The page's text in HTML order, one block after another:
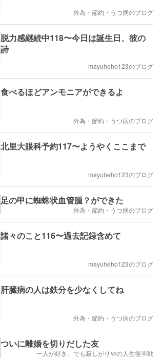
外為・節約・うつ病のブログ
脱力感継続中118〜今日は誕生日、彼の
詩
mayuheho123のブログ
食べるほどアンモニアができるよ
外為・節約・うつ病のブログ
北里大眼科予約117〜ようやくここまで
mayuheho123のブログ
足の甲に蜘蛛状血管腫？ができた
外為・節約・うつ病のブログ
諸々のこと116〜過去記録含めて
mayuheho123のブログ
肝臓病の人は鉄分を少なくしてね
外為・節約・うつ病のブログ
ついに離婚を切りだした友
一人が好き。でも寂しがりやの人生後半戦